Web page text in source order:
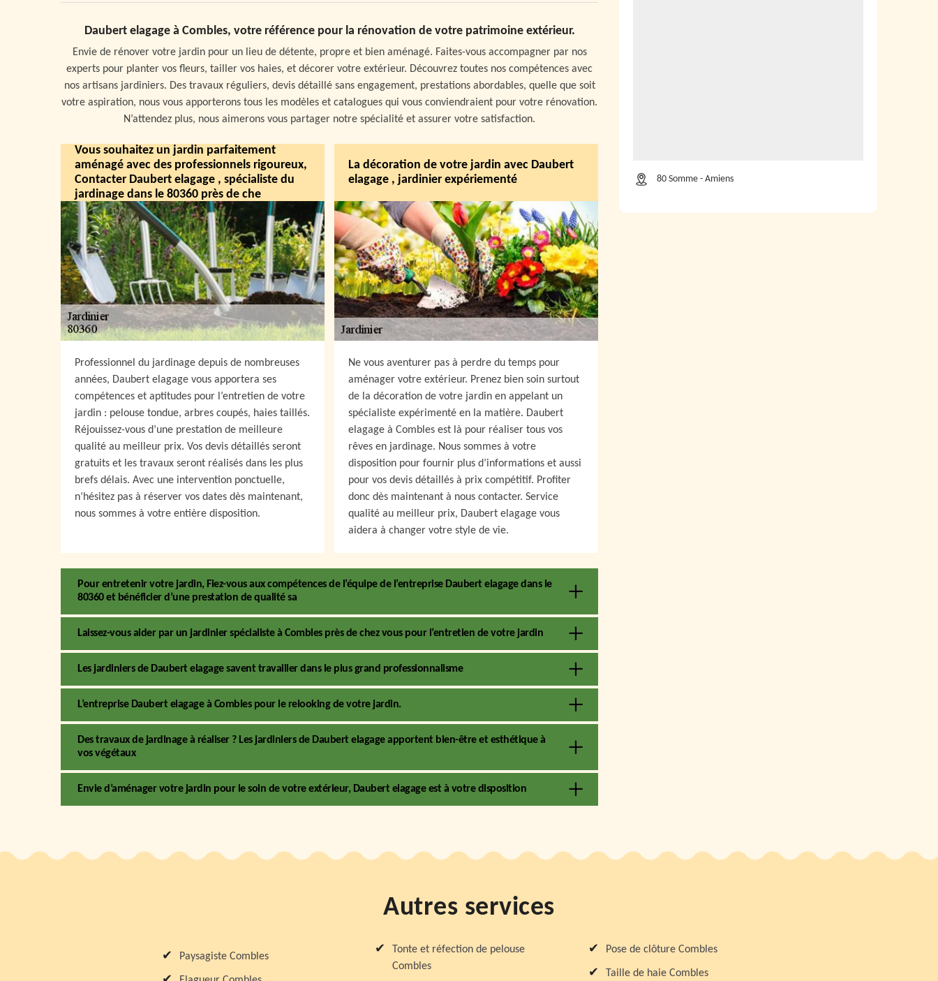
Daubert elagage à Combles, votre référence pour la rénovation de votre patrimoine extérieur.
Envie de rénover votre jardin pour un lieu de détente, propre et bien aménagé. Faites-vous accompagner par nos
experts pour planter vos fleurs, tailler vos haies, et décorer votre extérieur. Découvrez toutes nos compétences avec
nos artisans jardiniers. Des travaux réguliers, devis détaillé sans engagement, prestations abordables, quelle que soit
votre aspiration, nous vous apporterons tous les modèles et catalogues qui vous conviendraient pour votre rénovation.
N’attendez plus, nous aimerons vous partager notre spécialité et assurer votre satisfaction.
Vous souhaitez un jardin parfaitement
aménagé avec des professionnels rigoureux,
Contacter Daubert elagage , spécialiste du
jardinage dans le 80360 près de che
Professionnel du jardinage depuis de nombreuses
années, Daubert elagage vous apportera ses
compétences et aptitudes pour l’entretien de votre
jardin : pelouse tondue, arbres coupés, haies taillés.
Réjouissez-vous d’une prestation de meilleure
qualité au meilleur prix. Vos devis détaillés seront
gratuits et les travaux seront réalisés dans les plus
brefs délais. Avec une intervention ponctuelle,
n’hésitez pas à réserver vos dates dès maintenant,
nous sommes à votre entière disposition.
La décoration de votre jardin avec Daubert
elagage , jardinier expériementé
Ne vous aventurer pas à perdre du temps pour
aménager votre extérieur. Prenez bien soin surtout
de la décoration de votre jardin en appelant un
spécialiste expérimenté en la matière. Daubert
elagage à Combles est là pour réaliser tous vos
rêves en jardinage. Nous sommes à votre
disposition pour fournir plus d’informations et aussi
pour vos devis détaillés à prix compétitif. Profiter
donc dès maintenant à nous contacter. Service
qualité au meilleur prix, Daubert elagage vous
aidera à changer votre style de vie.
Pour entretenir votre jardin, Fiez-vous aux compétences de l’équipe de l’entreprise Daubert elagage dans le
80360 et bénéficier d’une prestation de qualité sa
Laissez-vous aider par un jardinier spécialiste à Combles près de chez vous pour l’entretien de votre jardin
Les jardiniers de Daubert elagage savent travailler dans le plus grand professionnalisme
L’entreprise Daubert elagage à Combles pour le relooking de votre jardin.
Des travaux de jardinage à réaliser ? Les jardiniers de Daubert elagage apportent bien-être et esthétique à
vos végétaux
Envie d’aménager votre jardin pour le soin de votre extérieur, Daubert elagage est à votre disposition
80 Somme - Amiens
Autres services
Paysagiste Combles
Tonte et réfection de pelouse
Combles
Pose de clôture Combles
Taille de haie Combles